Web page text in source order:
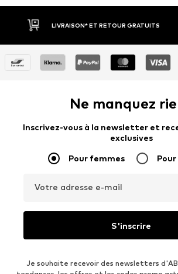
RETOUR SOUS 30
Ne manquez
Inscrivez-vous à la newsletter et
exclusives
Pour femmes
Votre adresse e-mail
S'inscrire
Je souhaite recevoir des newsletters